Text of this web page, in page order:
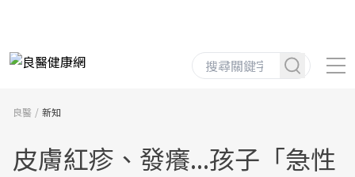
良醫 新知
皮膚紅疹、發癢...孩子「急性